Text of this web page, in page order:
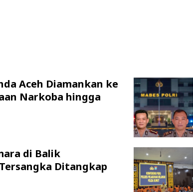
Aceh Diamankan ke
Narkoba hingga
di Balik
Ditangkap